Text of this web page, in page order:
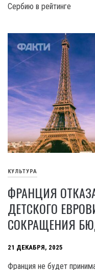
Сербию в рейтинге
КУЛЬТУРА
ФРАНЦИЯ
ДЕТСКОГО
СОКРАЩЕНИЯ
21 ДЕКАБРЯ, 2025
Франция не будет